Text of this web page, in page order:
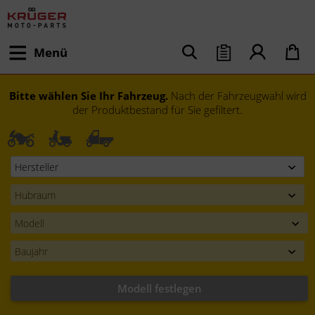
Menü
Bitte wählen Sie Ihr Fahrzeug. Nach der Fahrzeugwahl wird
der Produktbestand für Sie gefiltert.
Modell festlegen